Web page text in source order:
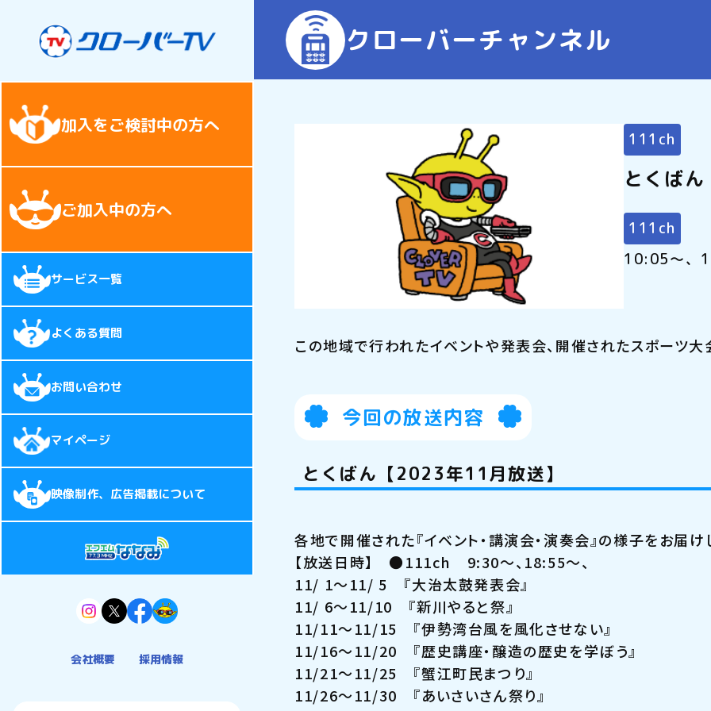
加入をご検討中の方へ
ご加入中の方へ
サービス一覧
よくある質問
お問い合わせ
マイページ
映像制作、広告掲載について
会社概要 採用情報
クローバーチャンネル
111ch
とくばん
111ch
10:05～、
この地域で行われたイベントや発表会、開催されたスポーツ大
今回の放送内容
とくばん【2023年11月放送】
各地で開催された『イベント・講演会・演奏会』の様子をお届け
【放送日時】 ●111ch 9:30～、18:55～、
11/ 1～11/ 5 『大治太鼓発表会』
11/ 6～11/10 『新川やると祭』
11/11～11/15 『伊勢湾台風を風化させない』
11/16～11/20 『歴史講座・醸造の歴史を学ぼう』
11/21～11/25 『蟹江町民まつり』
11/26～11/30 『あいさいさん祭り』